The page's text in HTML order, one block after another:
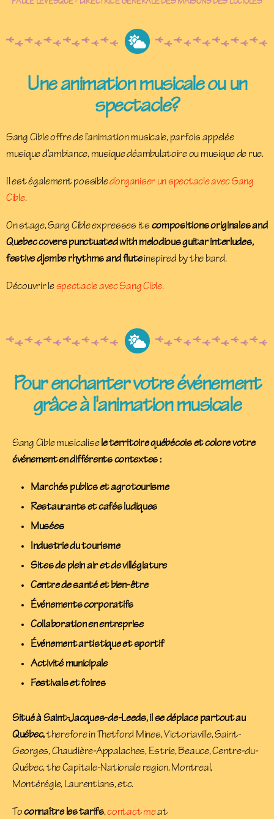
PAULE LÉVESQUE - DIRECTRICE GÉNÉRALE DES MAISONS DES LUCIOLES
Une animation musicale ou un
spectacle?
Sang Cible offre de l’animation musicale, parfois appelée
musique d’ambiance, musique déambulatoire ou musique de rue.
Il est également possibled’organiser un spectacle avec Sang
Cible.
On stage, Sang Cible expresses itscompositions originalesand
Quebec covers punctuated with melodious guitar interludes,
festive djembe rhythms and fluteinspired by the bard.
Découvrir lespectacle avec Sang Cible.
Pour enchanter votre événement
grâce à l'animation musicale
Sang Cible musicalisele territoire québécois et colore votre
événement en différents contextes :
Marchés publics et agrotourisme
Restaurants et cafés ludiques
Musées
Industrie du tourisme
Sites de plein air et de villégiature
Centre de santé et bien-être
Événements corporatifs
Collaboration en entreprise
Événement artistique et sportif
Activité municipale
Festivals et foires
Situé à Saint-Jacques-de-Leeds, il se déplace partout au
Québec,therefore in Thetford Mines, Victoriaville, Saint-
Georges, Chaudière-Appalaches, Estrie, Beauce, Centre-du-
Québec, the Capitale-Nationale region, Montreal,
Montérégie, Laurentians, etc.
Toconnaître les tarifs,contact meat